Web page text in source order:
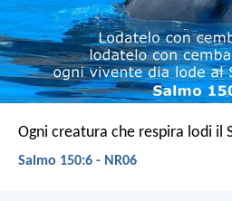
Ogni creatura che respira lodi il
Salmo 150:6 - NR06